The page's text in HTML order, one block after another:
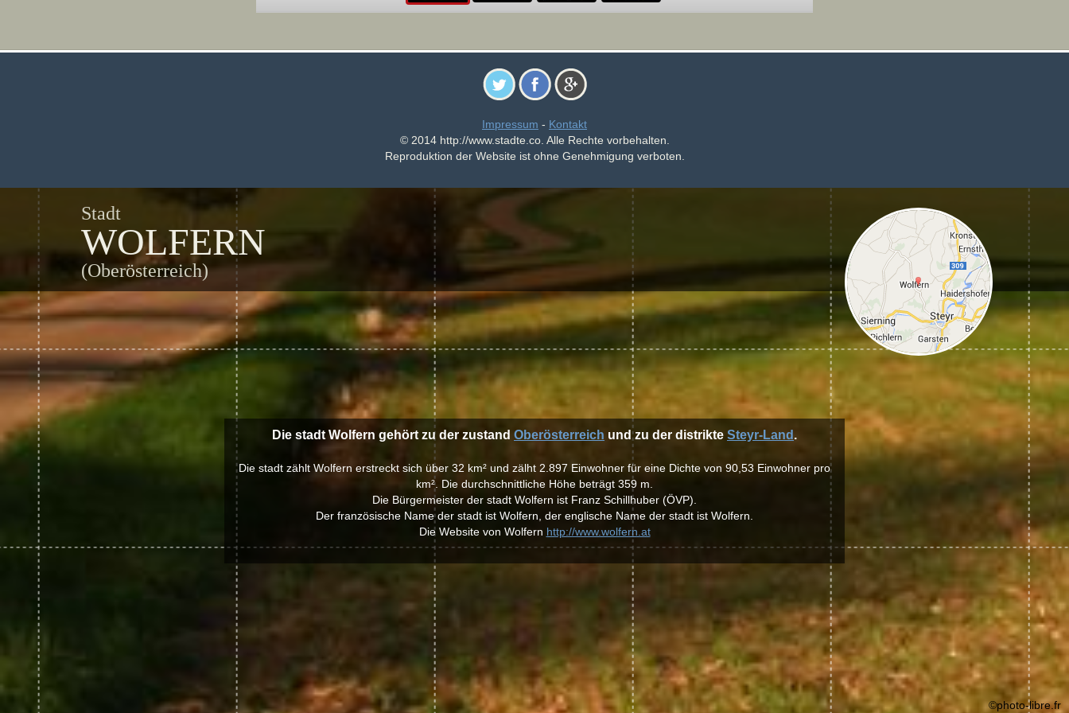
Impressum - Kontakt
© 2014 http://www.stadte.co. Alle Rechte vorbehalten.
Reproduktion der Website ist ohne Genehmigung verboten.
Stadt
WOLFERN
(Oberösterreich)
Die stadt Wolfern gehört zu der zustand Oberösterreich und zu der distrikte Steyr-Land .
Die stadt zählt Wolfern erstreckt sich über 32 km² und zälht 2.897 Einwohner für eine Dichte von 90,53 Einwohner pro
km². Die durchschnittliche Höhe beträgt 359 m.
Die Bürgermeister der stadt Wolfern ist Franz Schillhuber (ÖVP).
Der französische Name der stadt ist Wolfern, der englische Name der stadt ist Wolfern.
Die Website von Wolfern http://www.wolfern.at
©photo-libre.fr